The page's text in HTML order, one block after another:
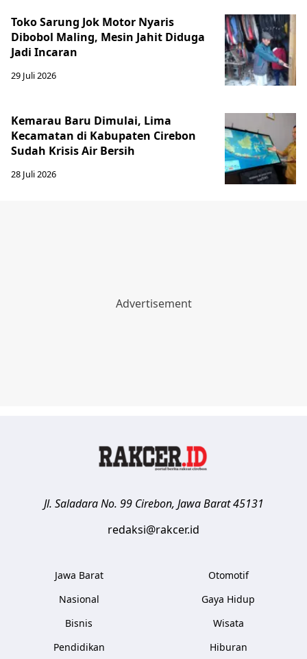
Toko Sarung Jok Motor Nyaris
Dibobol Maling, Mesin Jahit Diduga
Jadi Incaran
29 Juli 2026
Kemarau Baru Dimulai, Lima
Kecamatan di Kabupaten Cirebon
Sudah Krisis Air Bersih
28 Juli 2026
Jl. Saladara No. 99 Cirebon, Jawa Barat 45131
redaksi@rakcer.id
Jawa Barat
Nasional
Bisnis
Pendidikan
Otomotif
Gaya Hidup
Wisata
Hiburan